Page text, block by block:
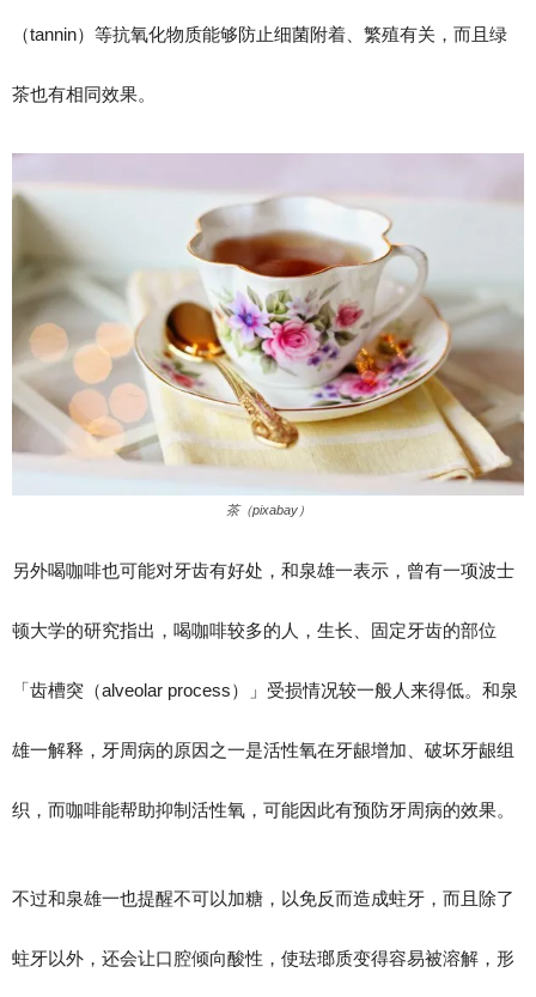
（tannin）等抗氧化物质能够防止细菌附着、繁殖有关，而且绿
茶也有相同效果。
茶（pixabay）
另外喝咖啡也可能对牙齿有好处，和泉雄一表示，曾有一项波士
顿大学的研究指出，喝咖啡较多的人，生长、固定牙齿的部位
「齿槽突（alveolar process）」受损情况较一般人来得低。和泉
雄一解释，牙周病的原因之一是活性氧在牙龈增加、破坏牙龈组
织，而咖啡能帮助抑制活性氧，可能因此有预防牙周病的效果。
不过和泉雄一也提醒不可以加糖，以免反而造成蛀牙，而且除了
蛀牙以外，还会让口腔倾向酸性，使珐瑯质变得容易被溶解，形